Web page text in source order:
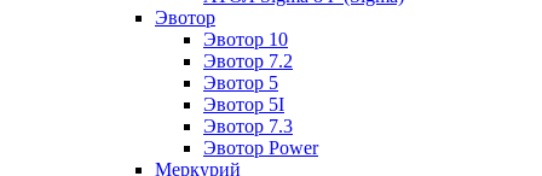
Эвотор
Эвотор 10
Эвотор 7.2
Эвотор 5
Эвотор 5I
Эвотор 7.3
Эвотор Power
Меркурий